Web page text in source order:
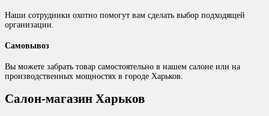
Наши сотрудники охотно помогут вам сделать выбор подходящей
организации.
Самовывоз
Вы можете забрать товар самостоятельно в нашем салоне или на
производственных мощностях в городе Харьков.
Салон-магазин Харьков